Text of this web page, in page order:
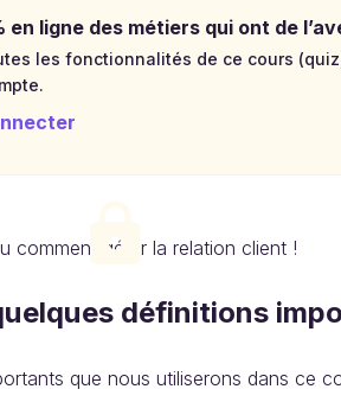
en ligne des métiers qui ont de
les fonctionnalités de ce cours
comment gérer la relation client !
définitions
que nous utiliserons dans ce